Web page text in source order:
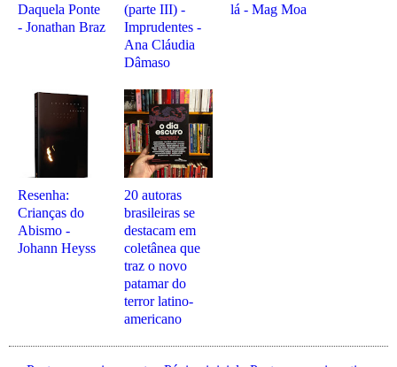
Daquela Ponte
- Jonathan Braz
(parte III) -
Imprudentes -
Ana Cláudia
Dâmaso
lá - Mag Moa
Resenha:
Crianças do
Abismo -
Johann Heyss
20 autoras
brasileiras se
destacam em
coletânea que
traz o novo
patamar do
terror latino-
americano